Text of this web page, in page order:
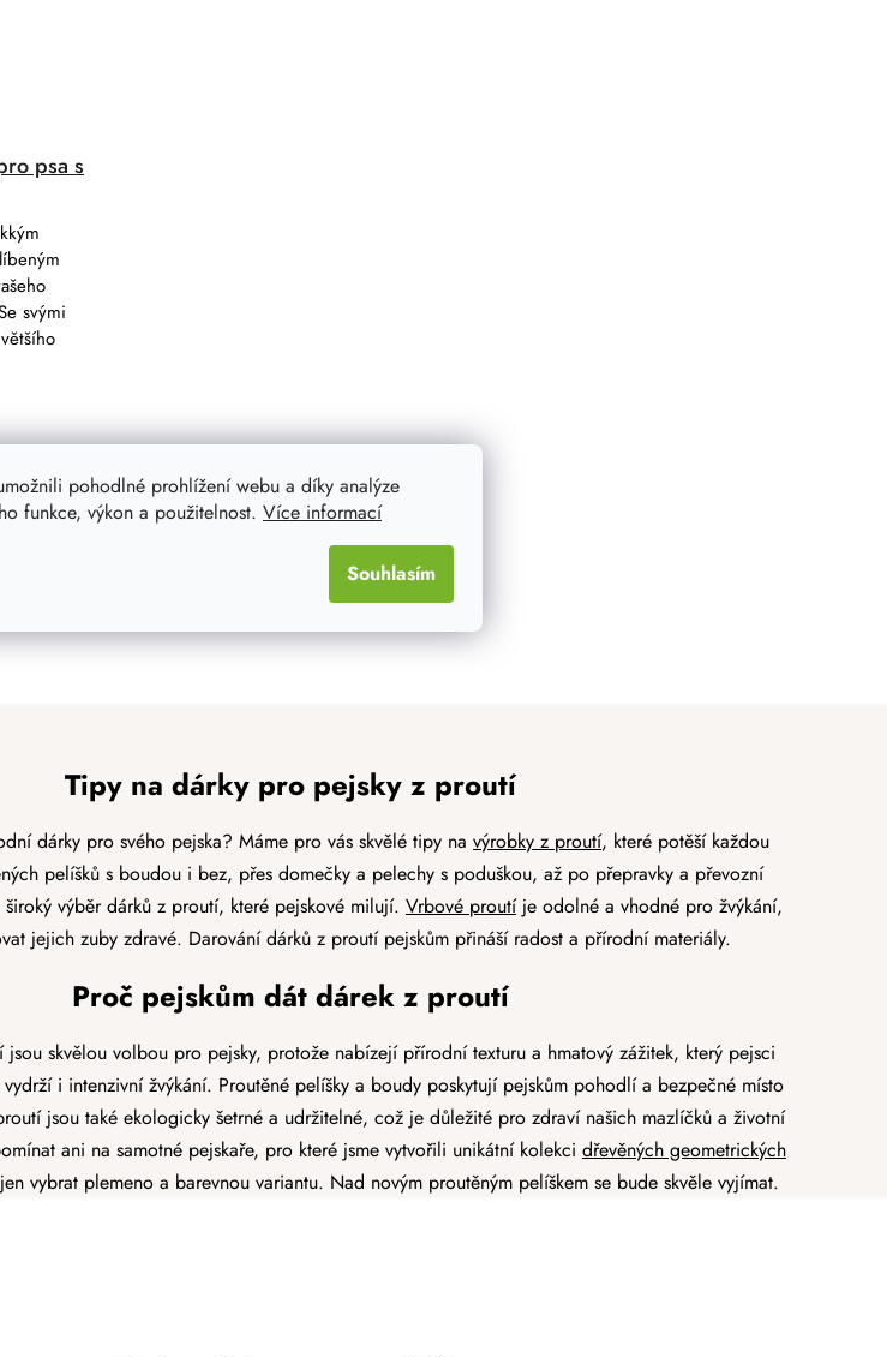
pohodlné prohlížení webu a díky analýze
funkce, výkon a použitelnost. Více informací
Souhlasím
psa s
svými
d
a
c
í
p
r
v
y
v
ý
p
i
s
u
Tipy na dárky pro pejsky z proutí
dárky pro svého pejska? Máme pro vás skvělé tipy na výrobky z proutí, které potěší každou
pelíšků s boudou i bez, přes domečky a pelechy s poduškou, až po přepravky a převozní
výběr dárků z proutí, které pejskové milují. Vrbové proutíje odolné a vhodné pro žvýkání,
jejich zuby zdravé. Darování dárků z proutí pejskům přináší radost a přírodní materiály.
Proč pejskům dát dárek z proutí
skvělou volbou pro pejsky, protože nabízejí přírodní texturu a hmatový zážitek, který pejsci
i intenzivní žvýkání. Proutěné pelíšky a boudy poskytují pejskům pohodlí a bezpečné místo
jsou také ekologicky šetrné a udržitelné, což je důležité pro zdraví našich mazlíčků a životní
ani na samotné pejskaře, pro které jsme vytvořili unikátní kolekci dřevěných geometrických
vybrat plemeno a barevnou variantu. Nad novým proutěným pelíškem se bude skvěle vyjímat.